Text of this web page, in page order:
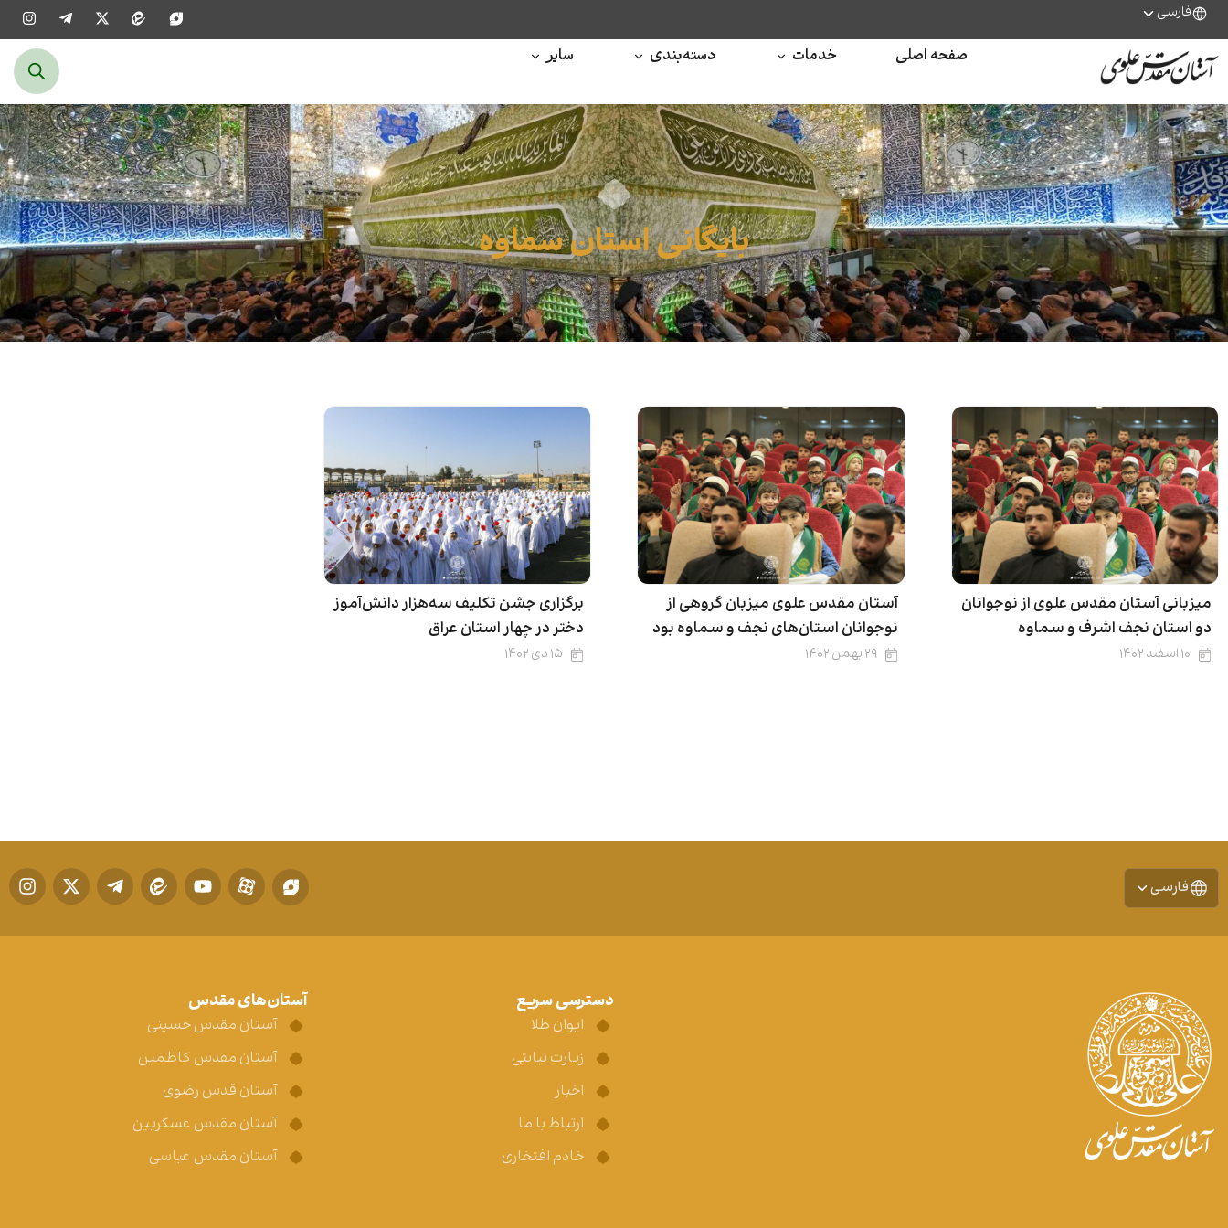
فارسی
صفحه اصلی خدمات دسته‌بندی سایر
بایگانی استان سماوه
میزبانی آستان مقدس علوی از نوجوانان
دو استان نجف اشرف و سماوه
۱۰ اسفند ۱۴۰۲
آستان مقدس علوی میزبان گروهی از
نوجوانان استان‌های نجف و سماوه بود
۲۹ بهمن ۱۴۰۲
برگزاری جشن تکلیف سه‌هزار دانش‌آموز
دختر در چهار استان عراق
۱۵ دی ۱۴۰۲
فارسی
دسترسی سریع
ایوان طلا
زیارت نیابتی
اخبار
ارتباط با ما
خادم افتخاری
آستان‌های مقدس
آستان مقدس حسینی
آستان مقدس کاظمین
آستان قدس رضوی
آستان مقدس عسکریین
آستان مقدس عباسی